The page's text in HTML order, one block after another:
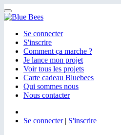
Menu
Se connecter
S'inscrire
Comment ça marche ?
Je lance mon projet
Voir tous les projets
Carte cadeau Bluebees
Qui sommes nous
Nous contacter
Se connecter | S'inscrire